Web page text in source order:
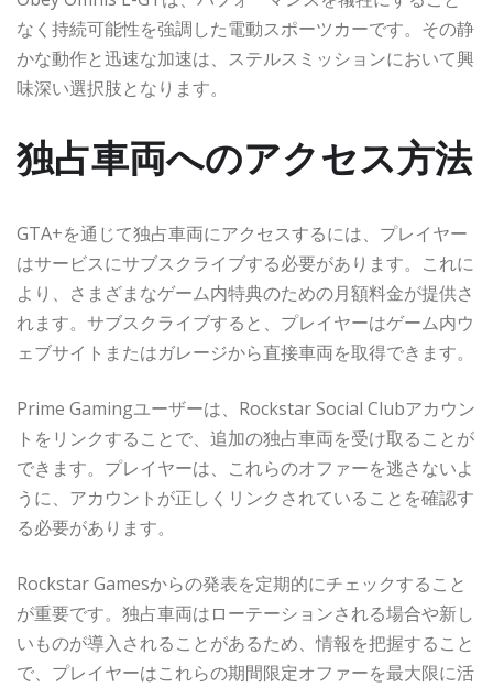
なく持続可能性を強調した電動スポーツカーです。その静
かな動作と迅速な加速は、ステルスミッションにおいて興
味深い選択肢となります。
独占車両へのアクセス方法
GTA+を通じて独占車両にアクセスするには、プレイヤー
はサービスにサブスクライブする必要があります。これに
より、さまざまなゲーム内特典のための月額料金が提供さ
れます。サブスクライブすると、プレイヤーはゲーム内ウ
ェブサイトまたはガレージから直接車両を取得できます。
Prime Gamingユーザーは、Rockstar Social Clubアカウン
トをリンクすることで、追加の独占車両を受け取ることが
できます。プレイヤーは、これらのオファーを逃さないよ
うに、アカウントが正しくリンクされていることを確認す
る必要があります。
Rockstar Gamesからの発表を定期的にチェックすること
が重要です。独占車両はローテーションされる場合や新し
いものが導入されることがあるため、情報を把握すること
で、プレイヤーはこれらの期間限定オファーを最大限に活